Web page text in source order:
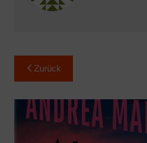
Beitragsnavigation
Zurück